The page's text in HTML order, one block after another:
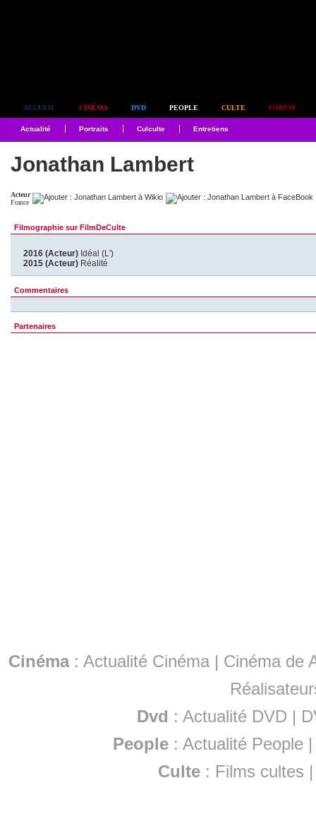
ACCUEIL CINÉMA DVD PEOPLE CULTE FORUM
Actualité Portraits Culculte Entretiens
Jonathan Lambert
Acteur
France
Filmographie sur FilmDeCulte
2016 (Acteur) Idéal (L')
2015 (Acteur) Réalité
Commentaires
Partenaires
Cinéma: Actualité Cinéma | Cinéma de
Dvd : Actualité DVD |
People :Actualité People
Culte : Films cultes